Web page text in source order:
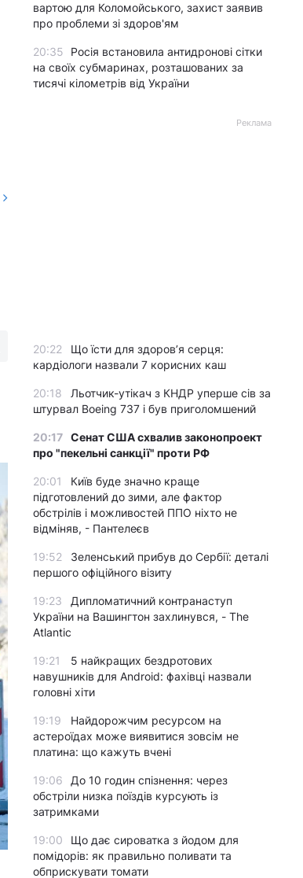
вартою для Коломойського, захист заявив
про проблеми зі здоров'ям
20:35
Росія встановила антидронові сітки
на своїх субмаринах, розташованих за
тисячі кілометрів від України
Реклама
20:22
Що їсти для здоров’я серця:
кардіологи назвали 7 корисних каш
20:18
Льотчик-утікач з КНДР уперше сів за
штурвал Boeing 737 і був приголомшений
20:17 Сенат США схвалив законопроект
про "пекельні санкції" проти РФ
20:01
Київ буде значно краще
підготовлений до зими, але фактор
обстрілів і можливостей ППО ніхто не
відміняв, - Пантелеєв
19:52
Зеленський прибув до Сербії: деталі
першого офіційного візиту
19:23
Дипломатичний контранаступ
України на Вашингтон захлинувся, - The
Atlantic
19:21
5 найкращих бездротових
навушників для Android: фахівці назвали
головні хіти
19:19
Найдорожчим ресурсом на
астероїдах може виявитися зовсім не
платина: що кажуть вчені
19:06
До 10 годин спізнення: через
обстріли низка поїздів курсують із
затримками
19:00
Що дає сироватка з йодом для
помідорів: як правильно поливати та
обприскувати томати